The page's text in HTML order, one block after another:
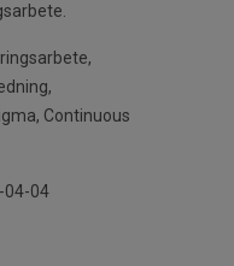
Continuous
04-04